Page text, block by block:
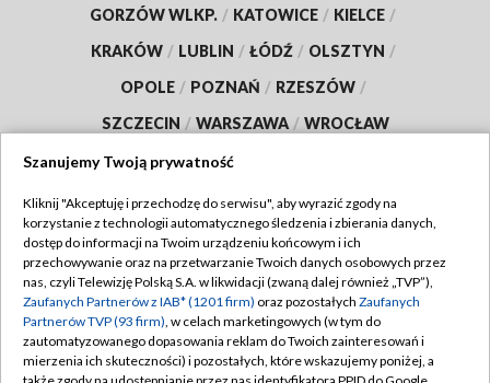
GORZÓW WLKP. / KATOWICE / KIELCE /
KRAKÓW / LUBLIN / ŁÓDŹ / OLSZTYN /
OPOLE / POZNAŃ / RZESZÓW /
SZCZECIN / WARSZAWA / WROCŁAW
Dołącz do nas:
TVP
Abonament TVP
Emisja w TVP
Regulamin TVP
Polityka prywatności
Szanujemy Twoją prywatność
Kliknij "Akceptuję i przechodzę do serwisu", aby wyrazić zgody na
korzystanie z technologii automatycznego śledzenia i zbierania danych,
dostęp do informacji na Twoim urządzeniu końcowym i ich
przechowywanie oraz na przetwarzanie Twoich danych osobowych przez
nas, czyli Telewizję Polską S.A. w likwidacji (zwaną dalej również „TVP”),
Zaufanych Partnerów z IAB* (1201 firm) oraz pozostałych Zaufanych
Partnerów TVP (93 firm), w celach marketingowych (w tym do
zautomatyzowanego dopasowania reklam do Twoich zainteresowań i
mierzenia ich skuteczności) i pozostałych, które wskazujemy poniżej, a